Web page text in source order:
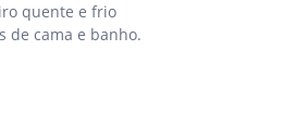
quente e frio
de cama e banho.